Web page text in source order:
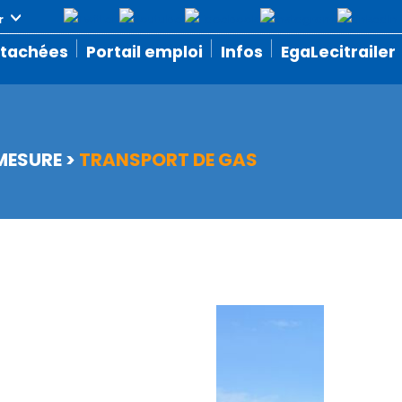
Portail emploi Infos EgaLecitrailer
> TRANSPORT DE GAS